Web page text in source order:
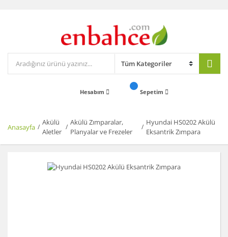
Hesabım Sepetim
Anasayfa
Akülü
Aletler
Akülü Zımparalar,
Planyalar ve Frezeler
Hyundai HS0202 Akülü
Eksantrik Zımpara